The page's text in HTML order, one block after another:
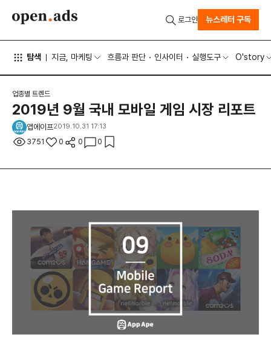
탐색 지금, 마케팅 흐름과 판단 인사이터 실행도구 O'story
로그인 뉴스레터 구독
업종별 트렌드
2019년 9월 국내 모바일 게임 시장 리포트
앱에이프2019.10.31 17:13
3751 0 0 0